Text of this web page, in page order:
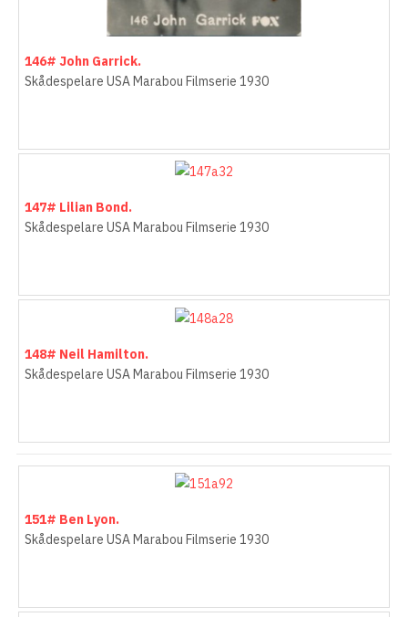
146# John Garrick.
Skådespelare USA Marabou Filmserie 1930
147# Lilian Bond.
Skådespelare USA Marabou Filmserie 1930
148# Neil Hamilton.
Skådespelare USA Marabou Filmserie 1930
151# Ben Lyon.
Skådespelare USA Marabou Filmserie 1930